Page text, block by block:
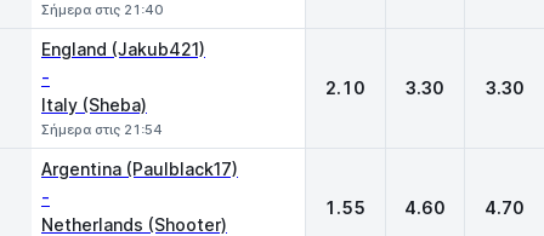
Σήμερα στις 21:40
England (Jakub421)
-
Italy (Sheba)
Σήμερα στις 21:54
2.10 3.30 3.30
Argentina (Paulblack17)
-
Netherlands (Shooter)
1.55 4.60 4.70